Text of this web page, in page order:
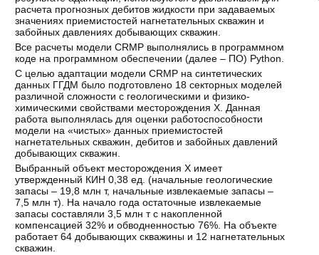
расчета прогнозных дебитов жидкости при задаваемых
значениях приемистостей нагнетательных скважин и
забойных давлениях добывающих скважин.
Все расчеты модели CRMP выполнялись в программном
коде на программном обеспечении (далее – ПО) Python.
С целью адаптации модели CRMP на синтетических
данных ГГДМ было подготовлено 18 секторных моделей
различной сложности с геологическими и физико-
химическими свойствами месторождения Х. Данная
работа выполнялась для оценки работоспособности
модели на «чистых» данных приемистостей
нагнетательных скважин, дебитов и забойных давлений
добывающих скважин.
Выбранный объект месторождения Х имеет
утвержденный КИН 0,38 ед. (начальные геологические
запасы – 19,8 млн т, начальные извлекаемые запасы –
7,5 млн т). На начало года остаточные извлекаемые
запасы составляли 3,5 млн т с накопленной
компенсацией 32% и обводненностью 76%. На объекте
работает 64 добывающих скважины и 12 нагнетательных
скважин.